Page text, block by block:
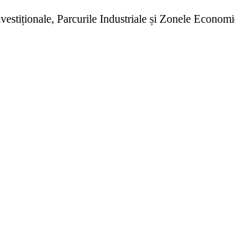
Parcurile Industriale și Zonele